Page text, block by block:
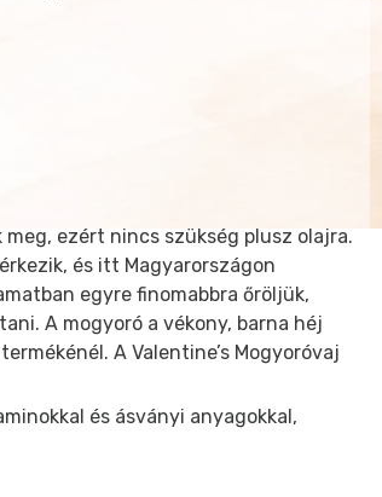
ezért nincs szükség plusz olajra.
és itt Magyarországon
egyre finomabbra őröljük,
A mogyoró a vékony, barna héj
A Valentine’s Mogyoróvaj
és ásványi anyagokkal,